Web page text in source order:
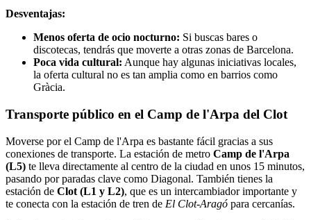
Desventajas:
Menos oferta de ocio nocturno: Si buscas bares o
discotecas, tendrás que moverte a otras zonas de Barcelona.
Poca vida cultural: Aunque hay algunas iniciativas locales,
la oferta cultural no es tan amplia como en barrios como
Gràcia.
Transporte público en el Camp de l'Arpa del Clot
Moverse por el Camp de l'Arpa es bastante fácil gracias a sus
conexiones de transporte. La estación de metro Camp de l'Arpa
(L5) te lleva directamente al centro de la ciudad en unos 15 minutos,
pasando por paradas clave como Diagonal. También tienes la
estación de Clot (L1 y L2), que es un intercambiador importante y
te conecta con la estación de tren de El Clot-Aragó para cercanías.